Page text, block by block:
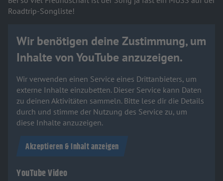
Roadtrip-Songliste!
Wir benötigen deine Zustimmung, um
Inhalte von YouTube anzuzeigen.
Wir verwenden einen Service eines Drittanbieters, um
externe Inhalte einzubetten. Dieser Service kann Daten
zu deinen Aktivitäten sammeln. Bitte lese dir die Details
durch und stimme der Nutzung des Service zu, um
diese Inhalte anzuzeigen.
Akzeptieren & Inhalt anzeigen
YouTube Video